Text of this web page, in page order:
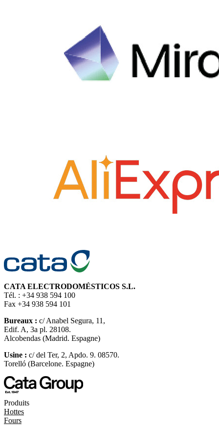
CATA ELECTRODOMÉSTICOS S.L.
Tél. : +34 938 594 100
Fax +34 938 594 101
Bureaux : c/ Anabel Segura, 11,
Edif. A, 3a pl. 28108.
Alcobendas (Madrid. Espagne)
Usine : c/ del Ter, 2, Apdo. 9. 08570.
Torelló (Barcelone. Espagne)
Produits
Hottes
Fours